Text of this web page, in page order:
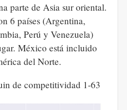
parte de Asia sur oriental.
6 países (Argentina,
Perú y Venezuela)
México está incluido
del Norte.
de competitividad 1-63